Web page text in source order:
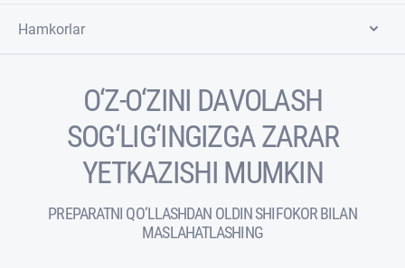
Hamkorlar
O‘Z-O‘ZINI DAVOLASH
SOG‘LIG‘INGIZGA ZARAR
YETKAZISHI MUMKIN
PREPARATNI QO‘LLASHDAN OLDIN SHIFOKOR BILAN
MASLAHATLASHING